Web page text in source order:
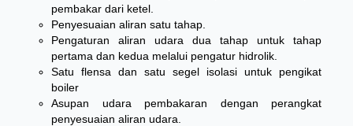
pembakar dari ketel.
Penyesuaian aliran satu tahap.
Pengaturan aliran udara dua tahap untuk tahap
pertama dan kedua melalui pengatur hidrolik.
Satu flensa dan satu segel isolasi untuk pengikat
boiler
Asupan udara pembakaran dengan perangkat
penyesuaian aliran udara.